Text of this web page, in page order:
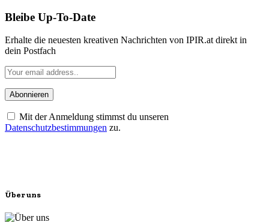
Bleibe Up-To-Date
Erhalte die neuesten kreativen Nachrichten von IPIR.at direkt in
dein Postfach
Mit der Anmeldung stimmst du unseren
Datenschutzbestimmungen zu.
Über uns